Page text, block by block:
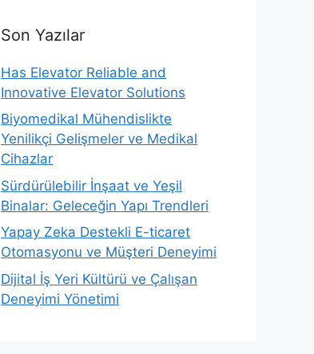
Son Yazılar
Has Elevator Reliable and
Innovative Elevator Solutions
Biyomedikal Mühendislikte
Yenilikçi Gelişmeler ve Medikal
Cihazlar
Sürdürülebilir İnşaat ve Yeşil
Binalar: Geleceğin Yapı Trendleri
Yapay Zeka Destekli E-ticaret
Otomasyonu ve Müşteri Deneyimi
Dijital İş Yeri Kültürü ve Çalışan
Deneyimi Yönetimi